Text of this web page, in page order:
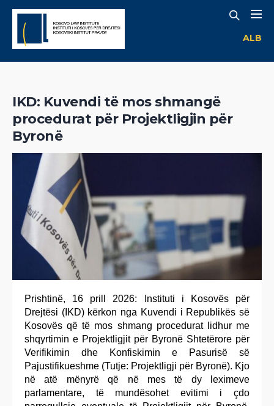
ALB
IKD: Kuvendi të mos shmangë
procedurat për Projektligjin për
Byronë
Prishtinë, 16 prill 2026: Instituti i Kosovës për
Drejtësi (IKD) kërkon nga Kuvendi i Republikës së
Kosovës që të mos shmang procedurat lidhur me
shqyrtimin e Projektligjit për Byronë Shtetërore për
Verifikimin dhe Konfiskimin e Pasurisë së
Pajustifikueshme (Tutje: Projektligji për Byronë). Kjo
në atë mënyrë që në mes të dy leximeve
parlamentare, të mundësohet evitimi i çdo